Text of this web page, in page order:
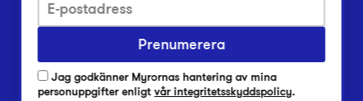
Integritetsskyddspolicy
Har du frågor om onlineköp, leverans eller retur?
Har du frågor om vår verksamhet?
Vanliga frågor om Myrorna
Prenumerera
Jag godkänner Myrornas hantering av mina
personuppgifter enligtvår integritetsskyddspolicy.